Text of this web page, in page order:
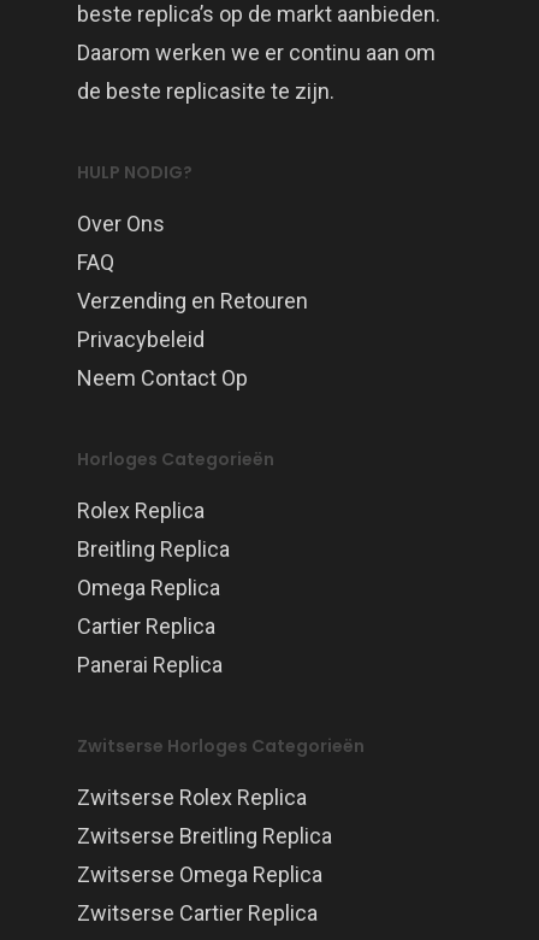
beste replica’s op de markt aanbieden.
Daarom werken we er continu aan om
de beste replicasite te zijn.
HULP NODIG?
Over Ons
FAQ
Verzending en Retouren
Privacybeleid
Neem Contact Op
Horloges Categorieën
Rolex Replica
Breitling Replica
Omega Replica
Cartier Replica
Panerai Replica
Zwitserse Horloges Categorieën
Zwitserse Rolex Replica
Zwitserse Breitling Replica
Zwitserse Omega Replica
Zwitserse Cartier Replica